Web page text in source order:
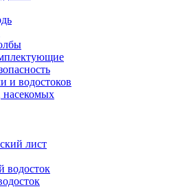
и водостоков
насекомых
лист
водосток